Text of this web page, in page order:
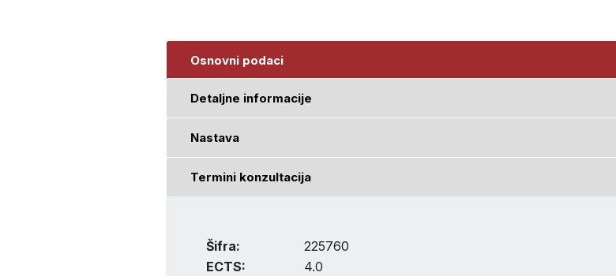
Osnovni podaci
Detaljne informacije
Nastava
Termini konzultacija
Šifra:
225760
ECTS:
4.0